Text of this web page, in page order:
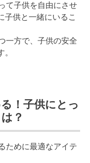
て子供を自由にさせ
子供と一緒にいるこ
一方で、子供の安全
！子供にとっ
？
ために最適なアイテ